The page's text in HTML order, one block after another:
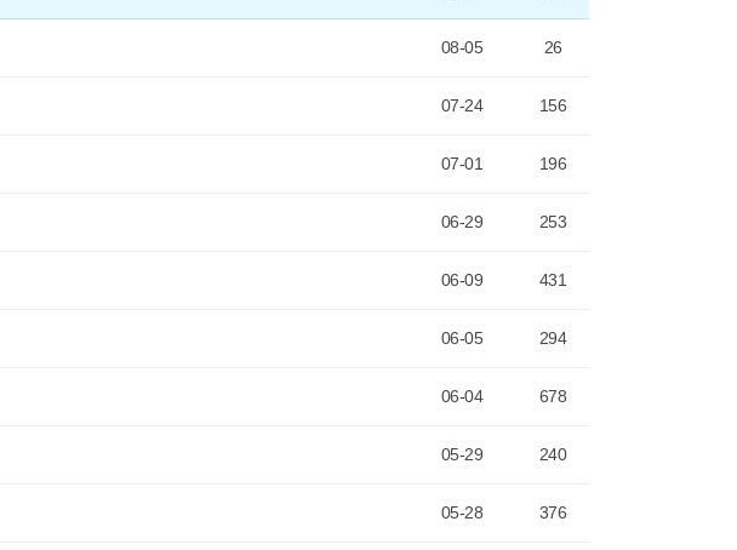
08-05 26
07-24 156
07-01 196
06-29 253
06-09 431
06-05 294
06-04 678
05-29 240
05-28 376